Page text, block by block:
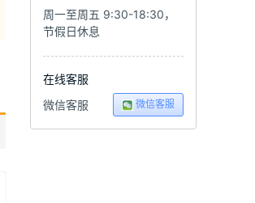
周一至周五 9:30-18:30，
节假日休息
在线客服
微信客服
微信客服